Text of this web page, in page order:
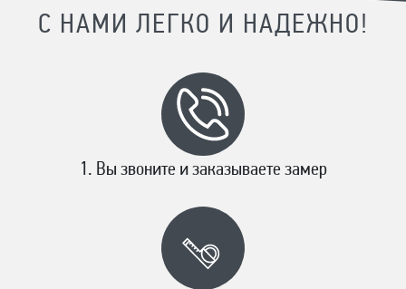
С НАМИ ЛЕГКО И НАДЕЖНО!
Вы звоните и заказываете замер